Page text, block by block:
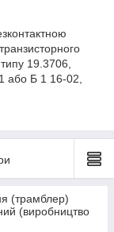
19.3706,
або Б 1 16-02,
(трамблер)
(виробництво